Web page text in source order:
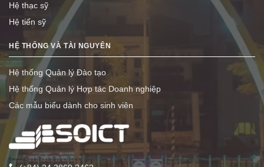
Hệ thạc sỹ
Hệ tiến sỹ
HỆ THỐNG VÀ TÀI NGUYÊN
Hệ thống Quản lý Đào tạo
Hệ thống Quản lý Hợp tác Doanh nghiệp
Các mẫu biểu dành cho sinh viên